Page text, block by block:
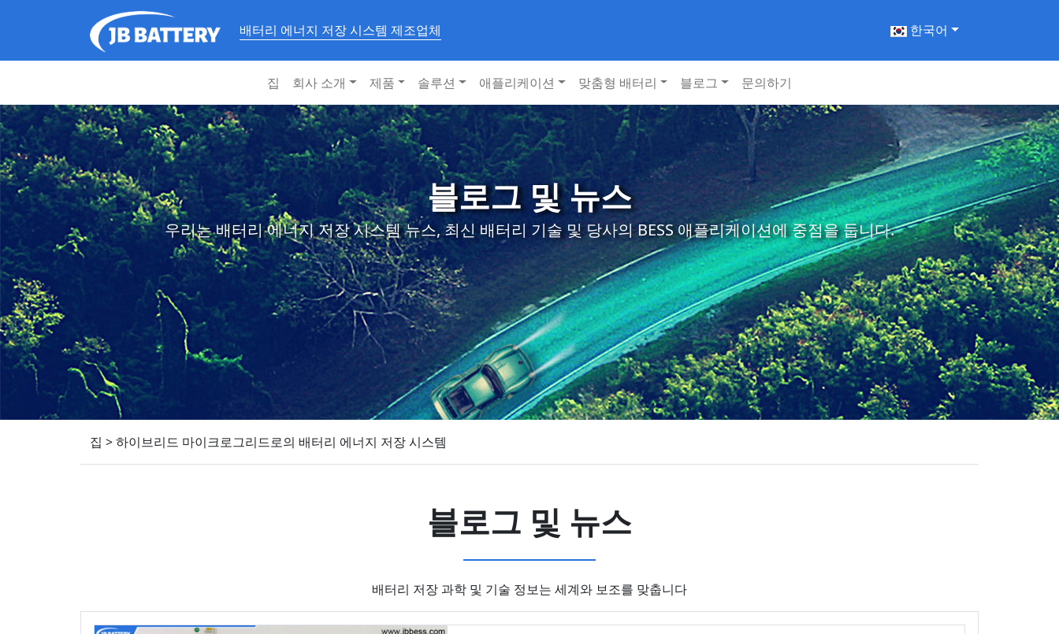
배터리 에너지 저장 시스템 제조업체 한국어
집 회사 소개 제품 솔루션 애플리케이션 맞춤형 배터리 블로그 문의하기
블로그 및 뉴스
우리는 배터리 에너지 저장 시스템 뉴스, 최신 배터리 기술 및 당사의 BESS 애플리케이션에 중점을 둡니다.
집 >하이브리드 마이크로그리드로의 배터리 에너지 저장 시스템
블로그 및 뉴스
배터리 저장 과학 및 기술 정보는 세계와 보조를 맞춥니다